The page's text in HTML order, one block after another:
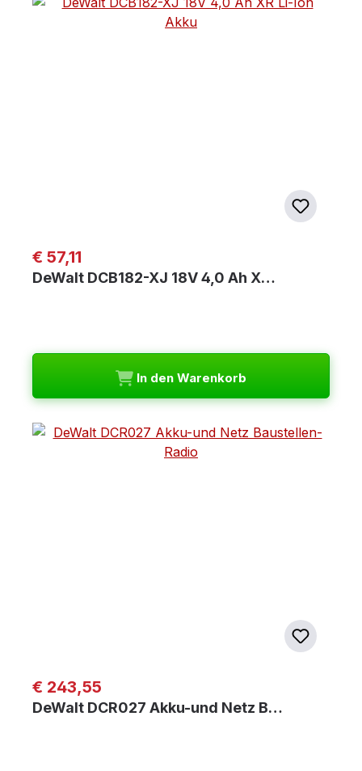
Regulärer Preis:
€ 57,11
DeWalt DCB182-XJ 18V 4,0 Ah X…
In den Warenkorb
Regulärer Preis:
€ 243,55
DeWalt DCR027 Akku-und Netz B…